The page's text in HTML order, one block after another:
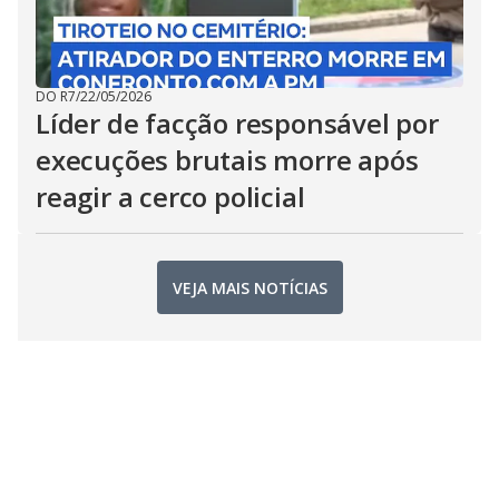
DO R7/22/05/2026
Líder de facção responsável por
execuções brutais morre após
reagir a cerco policial
VEJA MAIS NOTÍCIAS